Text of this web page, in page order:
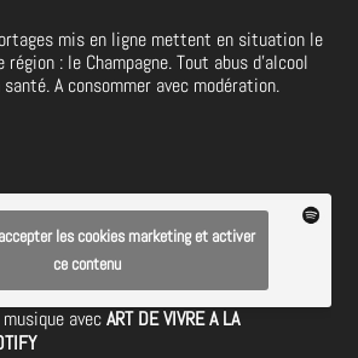
mis en ligne mettent en situation le
: le Champagne. Tout abus d’alcool
A consommer avec modération.
les cookies marketing et activer
ce contenu
musique avecART DE VIVRE A LA